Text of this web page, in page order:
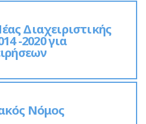
Διαχειριστικής
-2020 για
Νόμος